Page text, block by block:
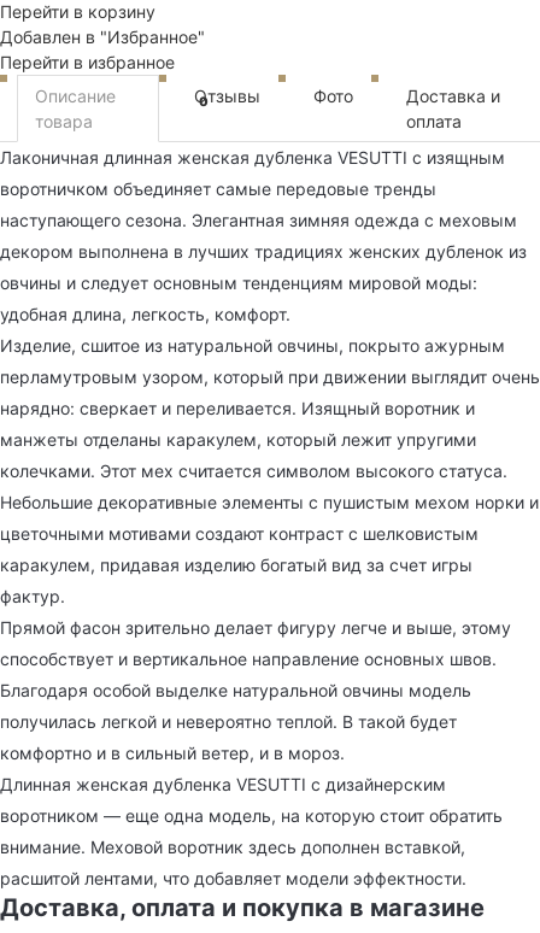
Перейти в корзину
Добавлен в "Избранное"
Перейти в избранное
Описание
товара
Отзывы
0 Фото
Доставка и
оплата
Лаконичная длинная женская дубленка VESUTTI с изящным
воротничком объединяет самые передовые тренды
наступающего сезона. Элегантная зимняя одежда с меховым
декором выполнена в лучших традициях женских дубленок из
овчины и следует основным тенденциям мировой моды:
удобная длина, легкость, комфорт.
Изделие, сшитое из натуральной овчины, покрыто ажурным
перламутровым узором, который при движении выглядит очень
нарядно: сверкает и переливается. Изящный воротник и
манжеты отделаны каракулем, который лежит упругими
колечками. Этот мех считается символом высокого статуса.
Небольшие декоративные элементы с пушистым мехом норки и
цветочными мотивами создают контраст с шелковистым
каракулем, придавая изделию богатый вид за счет игры
фактур.
Прямой фасон зрительно делает фигуру легче и выше, этому
способствует и вертикальное направление основных швов.
Благодаря особой выделке натуральной овчины модель
получилась легкой и невероятно теплой. В такой будет
комфортно и в сильный ветер, и в мороз.
Длинная женская дубленка VESUTTI с дизайнерским
воротником — еще одна модель, на которую стоит обратить
внимание. Меховой воротник здесь дополнен вставкой,
расшитой лентами, что добавляет модели эффектности.
Доставка, оплата и покупка в магазине